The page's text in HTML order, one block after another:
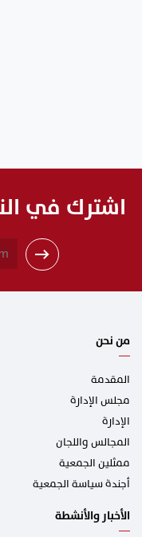
اشترك في
من نحن
المقدمة
مجلس الإدارة
الإدارة
المجالس واللجان
ممثلين الجمعية
أجندة سياسة الجمعية
الأخبار والأنشطة